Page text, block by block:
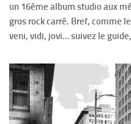
un 16ème album studio aux
gros rock carré. Bref, comme
veni, vidi, jovi… suivez le